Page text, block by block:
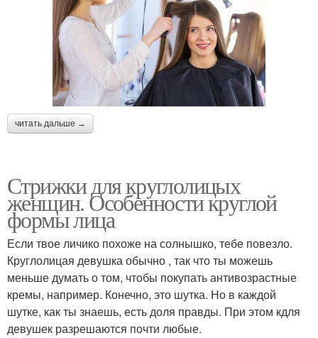
читать дальше →
Стрижки для круглолицых
женщин. Особенности круглой
формы лица
Если твое личико похоже на солнышко, тебе повезло.
Круглолицая девушка обычно , так что ты можешь
меньше думать о том, чтобы покупать антивозрастные
кремы, например. Конечно, это шутка. Но в каждой
шутке, как ты знаешь, есть доля правды. При этом кдля
девушек разрешаются почти любые.